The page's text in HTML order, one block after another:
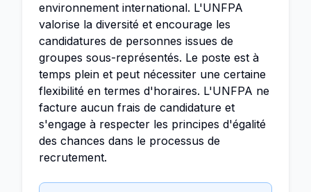
environnement international. L'UNFPA
valorise la diversité et encourage les
candidatures de personnes issues de
groupes sous-représentés. Le poste est à
temps plein et peut nécessiter une certaine
flexibilité en termes d'horaires. L'UNFPA ne
facture aucun frais de candidature et
s'engage à respecter les principes d'égalité
des chances dans le processus de
recrutement.